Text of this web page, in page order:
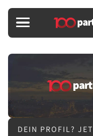
DEIN PROFIL?